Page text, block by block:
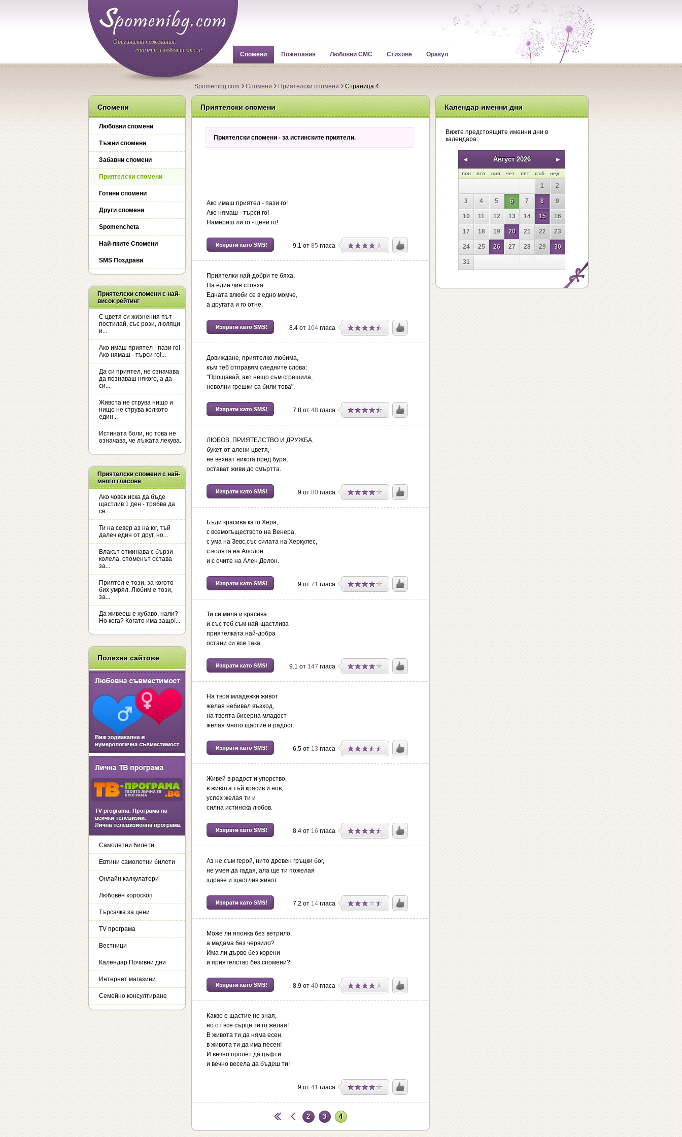
Оригинални пожелания,
спомени и любовни sms-и!
Спомени Пожелания Любовни СМС Стихове Оракул
Spomenibg.com Спомени Приятелски спомени Страница 4
Спомени
Любовни спомени
Тъжни спомени
Забавни спомени
Приятелски спомени
Готини спомени
Други спомени
Spomencheta
Най-яките Спомени
SMS Поздрави
Приятелски спомени с най-
висок рейтинг
С цветя си жизнения път
постилай, със рози, люляци
и...
Ако имаш приятел - пази го!
Ако нямаш - търси го!...
Да си приятел, не означава
да познаваш някого, а да
си...
Живота не струва нищо и
нищо не струва колкото
един...
Истината боли, но това не
означава, че лъжата лекува.
Приятелски спомени с най-
много гласове
Ако човек иска да бъде
щастлив 1 ден - трябва да
се...
Ти на север аз на юг, тъй
далеч един от друг, но...
Влакът отминава с бързи
колела, споменът остава
за...
Приятел е този, за когото
бих умрял. Любим е този,
за...
Да живееш е хубаво, нали?
Но кога? Когато има защо!...
Полезни сайтове
Самолетни билети
Евтини самолетни билети
Онлайн калкулатори
Любовен хороскоп
Търсачка за цени
TV програма
Вестници
Календар Почивни дни
Интернет магазини
Семейно консултиране
Приятелски спомени
Приятелски спомени - за истинските приятели.
Ако имаш приятел - пази го!
Ако нямаш - търси го!
Намериш ли го - цени го!
9.1 от 85 гласа
Приятелки най-добри те бяха.
На един чин стояха.
Едната влюби се в едно момче,
а другата и го отне.
8.4 от 104гласа
Довиждане, приятелко любима,
към теб отправям следните слова:
"Прощавай, ако нещо съм сгрешила,
неволни грешки са били това".
7.8 от 48 гласа
ЛЮБОВ, ПРИЯТЕЛСТВО И ДРУЖБА,
букет от алени цветя,
не вехнат никога пред буря,
остават живи до смъртта.
9 от 80гласа
Бъди красива като Хера,
с всемогъществото на Венера,
с ума на Зевс,със силата на Херкулес,
с волята на Аполон
и с очите на Ален Делон.
9 от 71 гласа
Ти си мила и красива
и със теб съм най-щастлива
приятелката най-добра
остани си все така.
9.1 от 147 гласа
На твоя младежки живот
желая небивал възход,
на твоята бисерна младост
желая много щастие и радост.
6.5 от 13 гласа
Живей в радост и упорство,
в живота тъй красив и нов,
успех желая ти и
силна истинска любов.
8.4 от 16 гласа
Аз не съм герой, нито древен гръцки бог,
не умея да гадая, ала ще ти пожелая
здраве и щастлив живот.
7.2 от 14гласа
Може ли японка без ветрило,
а мадама без червило?
Има ли дърво без корени
и приятелство без спомени?
8.9 от 40гласа
Какво е щастие не зная,
но от все сърце ти го желая!
В живота ти да няма есен,
в живота ти да има песен!
И вечно пролет да цъфти
и вечно весела да бъдеш ти!
9 от 41 гласа
2 3 4
Календар именни дни
Вижте предстоящите именни дни в
календара:
Август 2026
пон вто сря чет пет съб нед
1 2
3 4 5 6 7 8 9
10 11 12 13 14 15 16
17 18 19 20 21 22 23
24 25 26 27 28 29 30
31